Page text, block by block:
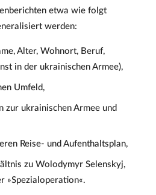
etwa wie folgt
werden:
Alter, Wohnort, Beruf,
in der ukrainischen Armee),
Umfeld,
zur ukrainischen Armee und
Reise- und Aufenthaltsplan,
zu Wolodymyr Selenskyj,
»Spezialoperation«.